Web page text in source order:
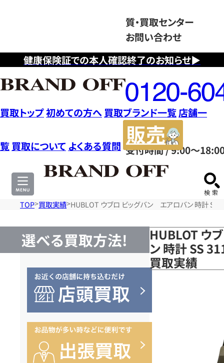
健康保険証での本人確認終了のお知らせ▶
質・買取センター
お問い合わせ
フ
リ
ー
ダ
イ
ヤ
ル
0120604117
受付時間 / 9:00～
買取トップ初めての方へ 買取ブランド一覧店舗一
覧 買取について よくある質問
サ
TOP 買取実績 HUBLOT ウブロ ビッグバン エアロバン 時計 SS
選べる買取方法!
HUBLOT ウ
ン 時計 SS
買取実績